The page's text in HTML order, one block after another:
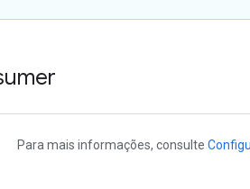
Para mais informações, consulte